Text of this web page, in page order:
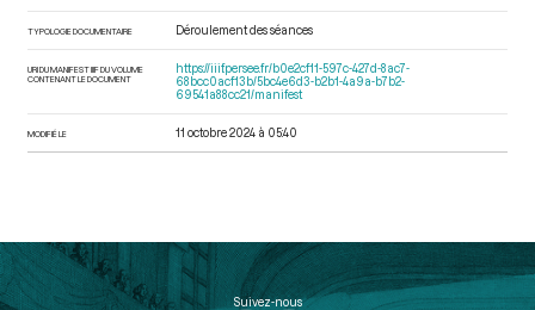
TYPOLOGIE DOCUMENTAIRE Déroulement des séances
URI DU MANIFEST IIIF DU VOLUME
CONTENANT LE DOCUMENT
https://iiif.persee.fr/b0e2cf11-597c-427d-8ac7-
68bcc0acf13b/5bc4e6d3-b2b1-4a9a-b7b2-
69541a88cc21/manifest
MODIFIÉ LE 11 octobre 2024 à 05:40
Suivez-nous